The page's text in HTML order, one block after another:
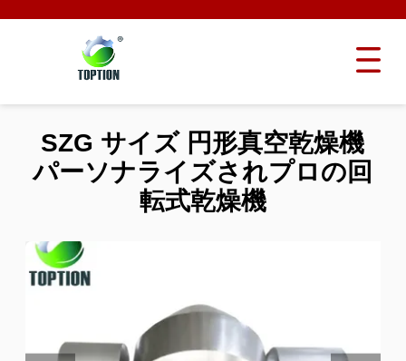
SZG サイズ 円形真空乾燥機
パーソナライズされプロの回
転式乾燥機